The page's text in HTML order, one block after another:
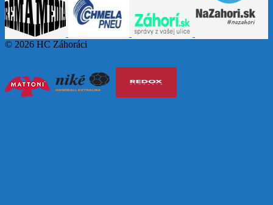
© 2026 HC Záhoráci